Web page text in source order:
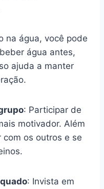
na água, você pode
água antes,
ajuda a manter
: Participar de
motivador. Além
os outros e se
: Invista em